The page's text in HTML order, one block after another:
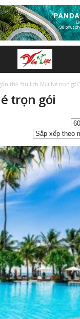
thẻ “du lịch Mũi Né trọn gói”
trọn gói